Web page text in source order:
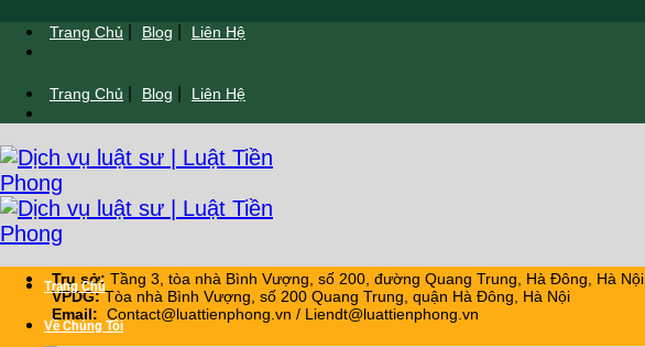
Chuyển
đến
dung
Trang Chủ Blog Liên Hệ
Trang Chủ Blog Liên Hệ
Trụ sở: Tầng 3, tòa nhà Bình Vượng, số 200, đường Quang Trung, Hà Đông, Hà Nội
VPDG:Tòa nhà Bình Vượng, số 200 Quang Trung, quận Hà Đông, Hà Nội
Email: Contact@luattienphong.vn / Liendt@luattienphong.vn
Trang Chủ
Về Chúng Tôi